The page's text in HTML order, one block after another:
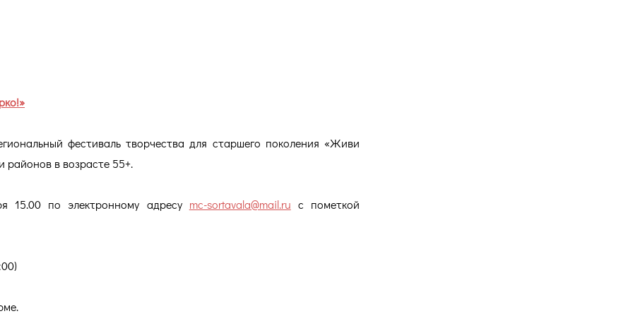
фестиваль творчества для старшего поколения «Живи
районов в возрасте 55+.
15.00 по электронному адресу mc-sortavala@mail.ru с пометкой